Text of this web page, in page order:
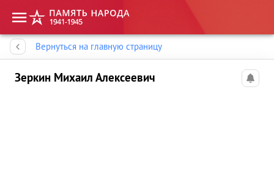
Вернуться на главную страницу
Зеркин Михаил Алексеевич
Память народа